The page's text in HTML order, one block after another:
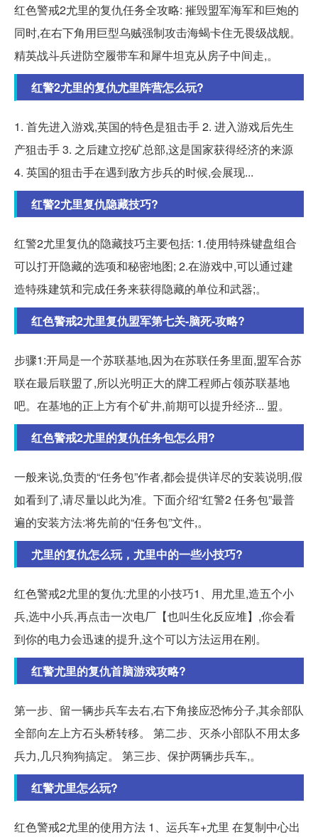
红色警戒2尤里的复仇任务全攻略: 摧毁盟军海军和巨炮的
同时,在右下角用巨型乌贼强制攻击海蝎卡住无畏级战舰。
精英战斗兵进防空履带车和犀牛坦克从房子中间走,。
红警2尤里的复仇尤里阵营怎么玩?
1. 首先进入游戏,英国的特色是狙击手 2. 进入游戏后先生
产狙击手 3. 之后建立挖矿总部,这是国家获得经济的来源
4. 英国的狙击手在遇到敌方步兵的时候,会展现...
红警2尤里复仇隐藏技巧?
红警2尤里复仇的隐藏技巧主要包括: 1.使用特殊键盘组合
可以打开隐藏的选项和秘密地图; 2.在游戏中,可以通过建
造特殊建筑和完成任务来获得隐藏的单位和武器;。
红色警戒2尤里复仇盟军第七关-脑死-攻略?
步骤1:开局是一个苏联基地,因为在苏联任务里面,盟军合苏
联在最后联盟了,所以光明正大的牌工程师占领苏联基地
吧。在基地的正上方有个矿井,前期可以提升经济... 盟。
红色警戒2尤里的复仇任务包怎么用?
一般来说,负责的“任务包”作者,都会提供详尽的安装说明,假
如看到了,请尽量以此为准。下面介绍“红警2 任务包”最普
遍的安装方法:将先前的“任务包”文件,。
尤里的复仇怎么玩，尤里中的一些小技巧?
红色警戒2尤里的复仇:尤里的小技巧1、用尤里,造五个小
兵,选中小兵,再点击一次电厂【也叫生化反应堆】,你会看
到你的电力会迅速的提升,这个可以方法运用在刚。
红警尤里的复仇首脑游戏攻略?
第一步、留一辆步兵车去右,右下角接应恐怖分子,其余部队
全部向左上方石头桥转移。 第二步、灭杀小部队不用太多
兵力,几只狗狗搞定。 第三步、保护两辆步兵车,。
红警尤里怎么玩?
红色警戒2尤里的使用方法 1、运兵车+尤里 在复制中心出